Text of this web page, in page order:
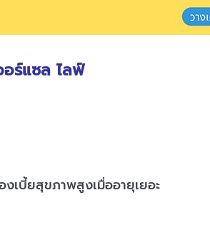
อร์แซล ไลฟ์
งเบี้ยสุขภาพสูงเมื่ออายุเยอะ